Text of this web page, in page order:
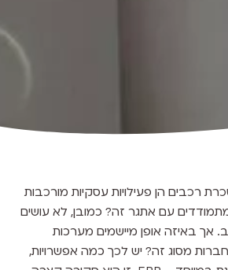
רכבים הן פעילויות עסקיות מורכבות
עם אתגר זה? כמובן, לא עושים
באיזה אופן מיישמים מערכות
מסוג זה? יש לכך כמה אפשרויות,